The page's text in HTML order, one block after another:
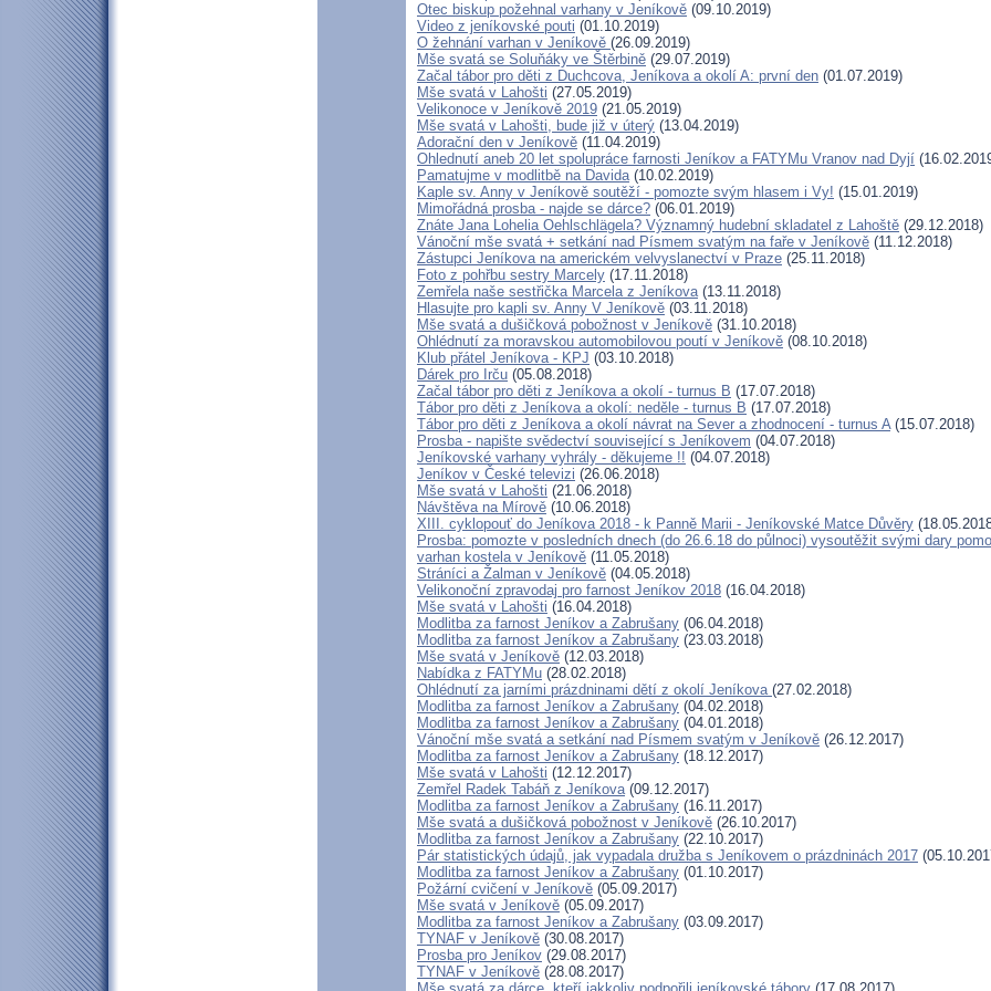
Otec biskup požehnal varhany v Jeníkově (09.10.2019)
Video z jeníkovské pouti (01.10.2019)
O žehnání varhan v Jeníkově (26.09.2019)
Mše svatá se Soluňáky ve Štěrbině (29.07.2019)
Začal tábor pro děti z Duchcova, Jeníkova a okolí A: první den (01.07.2019)
Mše svatá v Lahošti (27.05.2019)
Velikonoce v Jeníkově 2019 (21.05.2019)
Mše svatá v Lahošti, bude již v úterý (13.04.2019)
Adorační den v Jeníkově (11.04.2019)
Ohlednutí aneb 20 let spolupráce farnosti Jeníkov a FATYMu Vranov nad Dyjí
Pamatujme v modlitbě na Davida(10.02.2019)
Kaple sv. Anny v Jeníkově soutěží - pomozte svým hlasem i Vy! (15.01.2019)
Mimořádná prosba - najde se dárce? (06.01.2019)
Znáte Jana Lohelia Oehlschlägela? Významný hudební skladatel z Lahoště (29.12.2018)
Vánoční mše svatá + setkání nad Písmem svatým na faře v Jeníkově (11.12.2018)
Zástupci Jeníkova na americkém velvyslanectví v Praze (25.11.2018)
Foto z pohřbu sestry Marcely (17.11.2018)
Zemřela naše sestřička Marcela z Jeníkova(13.11.2018)
Hlasujte pro kapli sv. Anny V Jeníkově (03.11.2018)
Mše svatá a dušičková pobožnost v Jeníkově (31.10.2018)
Ohlédnutí za moravskou automobilovou poutí v Jeníkově (08.10.2018)
Klub přátel Jeníkova - KPJ (03.10.2018)
Dárek pro Irču (05.08.2018)
Začal tábor pro děti z Jeníkova a okolí - turnus B (17.07.2018)
Tábor pro děti z Jeníkova a okolí: neděle - turnus B (17.07.2018)
Tábor pro děti z Jeníkova a okolí návrat na Sever a zhodnocení - turnus A(15.07.2018)
Prosba - napište svědectví související s Jeníkovem (04.07.2018)
Jeníkovské varhany vyhrály - děkujeme !! (04.07.2018)
Jeníkov v České televizi (26.06.2018)
Mše svatá v Lahošti (21.06.2018)
Návštěva na Mírově (10.06.2018)
XIII. cyklopouť do Jeníkova 2018 - k Panně Marii - Jeníkovské Matce Důvěry
Prosba: pomozte v posledních dnech (do 26.6.18 do půlnoci) vysoutěžit svými dary
varhan kostela v Jeníkově (11.05.2018)
Stráníci a Žalman v Jeníkově (04.05.2018)
Velikonoční zpravodaj pro farnost Jeníkov 2018 (16.04.2018)
Mše svatá v Lahošti (16.04.2018)
Modlitba za farnost Jeníkov a Zabrušany (06.04.2018)
Modlitba za farnost Jeníkov a Zabrušany (23.03.2018)
Mše svatá v Jeníkově (12.03.2018)
Nabídka z FATYMu (28.02.2018)
Ohlédnutí za jarními prázdninami dětí z okolí Jeníkova (27.02.2018)
Modlitba za farnost Jeníkov a Zabrušany (04.02.2018)
Modlitba za farnost Jeníkov a Zabrušany (04.01.2018)
Vánoční mše svatá a setkání nad Písmem svatým v Jeníkově (26.12.2017)
Modlitba za farnost Jeníkov a Zabrušany (18.12.2017)
Mše svatá v Lahošti (12.12.2017)
Zemřel Radek Tabáň z Jeníkova(09.12.2017)
Modlitba za farnost Jeníkov a Zabrušany (16.11.2017)
Mše svatá a dušičková pobožnost v Jeníkově (26.10.2017)
Modlitba za farnost Jeníkov a Zabrušany (22.10.2017)
Pár statistických údajů, jak vypadala družba s Jeníkovem o prázdninách 2017
Modlitba za farnost Jeníkov a Zabrušany (01.10.2017)
Požární cvičení v Jeníkově (05.09.2017)
Mše svatá v Jeníkově (05.09.2017)
Modlitba za farnost Jeníkov a Zabrušany (03.09.2017)
TYNAF v Jeníkově (30.08.2017)
Prosba pro Jeníkov (29.08.2017)
TYNAF v Jeníkově (28.08.2017)